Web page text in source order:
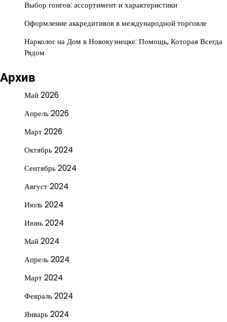
Выбор гонгов: ассортимент и характеристики
Оформление аккредитивов в международной торговле
Нарколог на Дом в Новокузнецке: Помощь, Которая Всегда
Рядом
Архив
Май 2026
Апрель 2026
Март 2026
Октябрь 2024
Сентябрь 2024
Август 2024
Июль 2024
Июнь 2024
Май 2024
Апрель 2024
Март 2024
Февраль 2024
Январь 2024